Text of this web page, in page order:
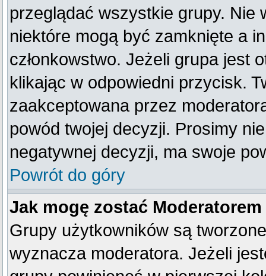
przeglądać wszystkie grupy. Nie
niektóre mogą być zamknięte a
członkowstwo. Jeżeli grupa jest
klikając w odpowiedni przycisk.
zaakceptowana przez
powód twojej decyzji. Prosimy
negatywnej decyzji, ma swoje
Powrót do góry
Jak mogę zostać
Grupy użytkowników są
wyznacza moderatora. Jeżeli